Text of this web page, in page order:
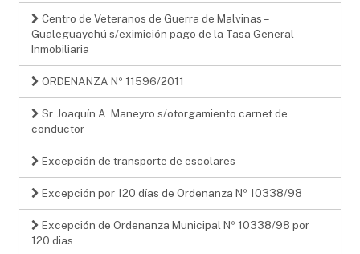
Centro de Veteranos de Guerra de Malvinas –
Gualeguaychú s/eximición pago de la Tasa General
Inmobiliaria
ORDENANZA Nº 11596/2011
Sr. Joaquín A. Maneyro s/otorgamiento carnet de
conductor
Excepción de transporte de escolares
Excepción por 120 días de Ordenanza Nº 10338/98
Excepción de Ordenanza Municipal Nº 10338/98 por
120 dias